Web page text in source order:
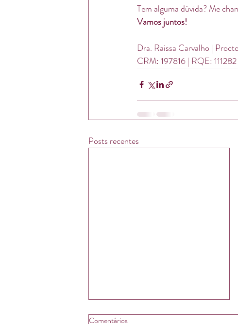
Tem alguma dúvida? Me
Vamos juntos!
Dra. Raissa Carvalho |
CRM: 197816 | RQE: 111282
Posts recentes
Comentários